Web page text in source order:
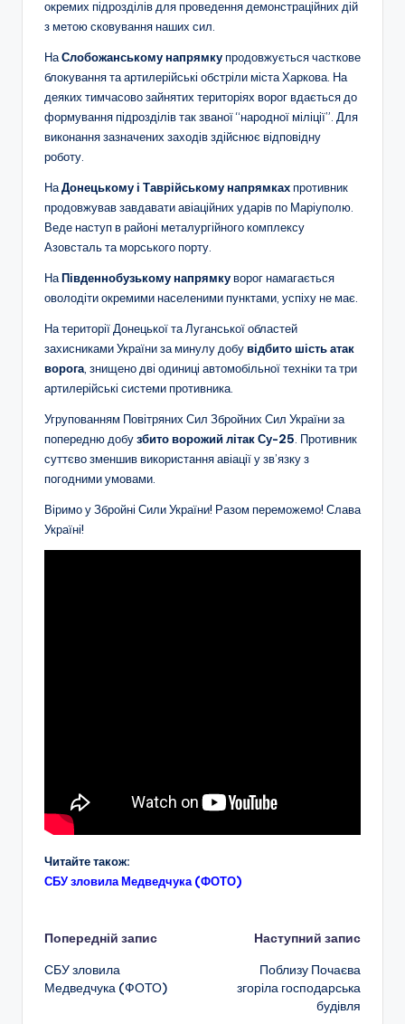
окремих підрозділів для проведення демонстраційних дій
з метою сковування наших сил.
НаСлобожанському напрямкупродовжується часткове
блокування та артилерійські обстріли міста Харкова. На
деяких тимчасово зайнятих територіях ворог вдається до
формування підрозділів так званої “народної міліції”. Для
виконання зазначених заходів здійснює відповідну
роботу.
НаДонецькому і Таврійському напрямкахпротивник
продовжував завдавати авіаційних ударів по Маріуполю.
Веде наступ в районі металургійного комплексу
Азовсталь та морського порту.
НаПівденнобузькому напрямкуворог намагається
оволодіти окремими населеними пунктами, успіху не має.
На території Донецької та Луганської областей
захисниками України за минулу добувідбито шість атак
ворога, знищено дві одиниці автомобільної техніки та три
артилерійські системи противника.
Угрупованням Повітряних Сил Збройних Сил України за
попередню добузбито ворожий літак Су-25. Противник
суттєво зменшив використання авіації у зв’язку з
погодними умовами.
Віримо у Збройні Сили України! Разом переможемо! Слава
Україні!
Читайте також:
СБУ зловила Медведчука (ФОТО)
Навігація
по
Попередній запис
СБУ зловила
Медведчука (ФОТО)
Наступний запис
Поблизу Почаєва
згоріла господарська
будівля